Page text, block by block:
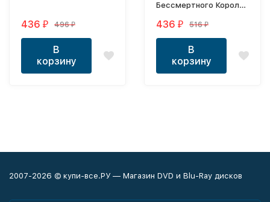
436 ₽ 496₽
В
корзину
Бессмертного Короля
Демонического короля
на свою жену ТВ-3
436 ₽ 516₽
В
корзину
2007-2026 © купи-все.РУ — Магазин DVD и Blu-Ray дисков